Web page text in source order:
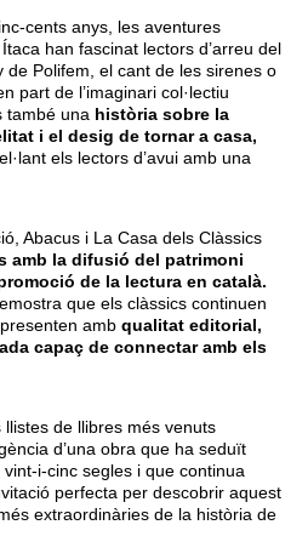
cents anys, les aventures
han fascinat lectors d’arreu del
de Polifem, el cant de les sirenes o
part de l’imaginari col·lectiu
també una història sobre la
i el desig de tornar a casa,
els lectors d’avui amb una
Abacus i La Casa dels Clàssics
amb la difusió del patrimoni
de la lectura en català.
que els clàssics continuen
amb qualitat editorial,
capaç de connectar amb els
llistes de llibres més venuts
d’una obra que ha seduït
i-cinc segles i que continua
perfecta per descobrir aquest
extraordinàries de la història de